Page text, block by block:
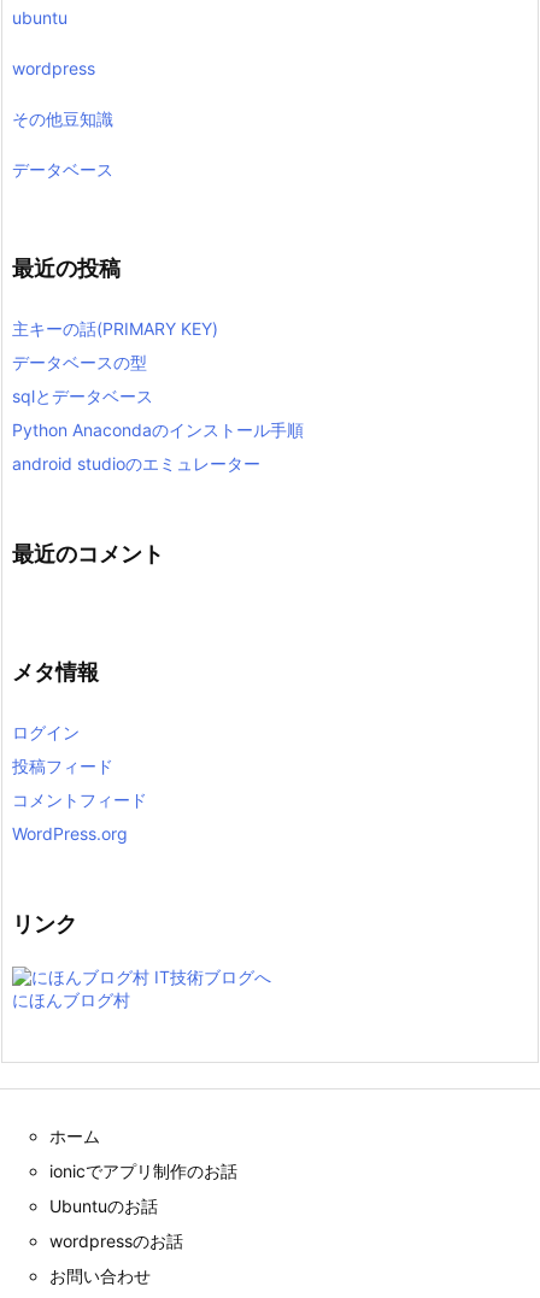
ubuntu
wordpress
その他豆知識
データベース
最近の投稿
主キーの話(PRIMARY KEY)
データベースの型
sqlとデータベース
Python Anacondaのインストール手順
android studioのエミュレーター
最近のコメント
メタ情報
ログイン
投稿フィード
コメントフィード
WordPress.org
リンク
にほんブログ村
ホーム
ionicでアプリ制作のお話
Ubuntuのお話
wordpressのお話
お問い合わせ